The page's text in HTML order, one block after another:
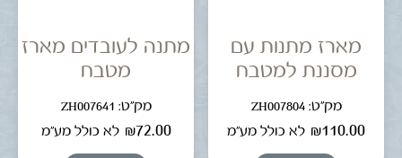
מארז מתנות עם
מסננת למטבח
מק"ט: ZH007804
₪110.00 לא כולל מע"מ
מתנה לעובדים מארז
מטבח
מק"ט: ZH007641
₪72.00 לא כולל מע"מ